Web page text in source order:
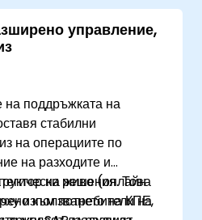
управление,
на поддръжката на
стабилни
на операциите по
на разходите и
решения. Това
използването на КПЕ,
на живо (онлайн
към потребители на